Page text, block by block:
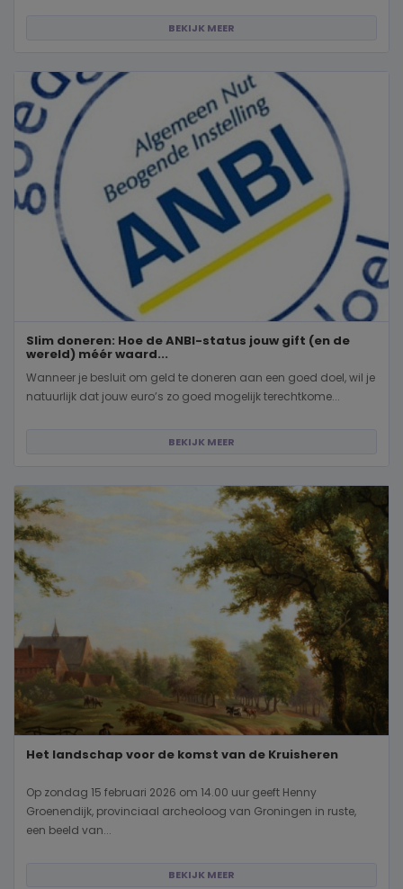
BEKIJK MEER
Slim doneren: Hoe de ANBI-status jouw gift (en de
wereld) méér waard...
Wanneer je besluit om geld te doneren aan een goed doel, wil je
natuurlijk dat jouw euro’s zo goed mogelijk terechtkome...
BEKIJK MEER
Het landschap voor de komst van de Kruisheren
Op zondag 15 februari 2026 om 14.00 uur geeft Henny
Groenendijk, provinciaal archeoloog van Groningen in ruste,
een beeld van...
BEKIJK MEER